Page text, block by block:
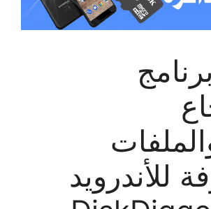
للأندرويد